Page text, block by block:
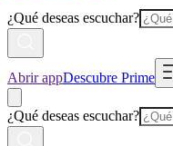
¿Qué deseas escuchar?
Abrir appDescubre Prime
¿Qué deseas escuchar?